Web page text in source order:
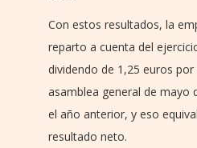
Con estos resultados, la
reparto a cuenta del
dividendo de 1,25 euros por
asamblea general de mayo
el año anterior, y eso
resultado neto.